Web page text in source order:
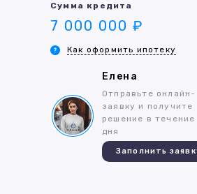
Сумма кредита
7 000 000 ₽
Как оформить ипотеку
Елена
Отправьте онлайн-
заявку и получите
решение в течение
дня
Заполнить